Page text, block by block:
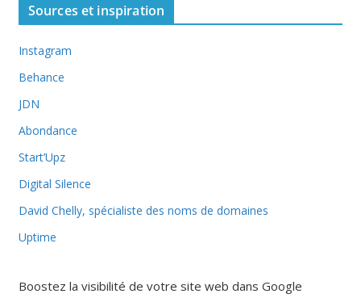
Sources et inspiration
Instagram
Behance
JDN
Abondance
Start’Upz
Digital Silence
David Chelly, spécialiste des noms de domaines
Uptime
Boostez la visibilité de votre site web dans Google